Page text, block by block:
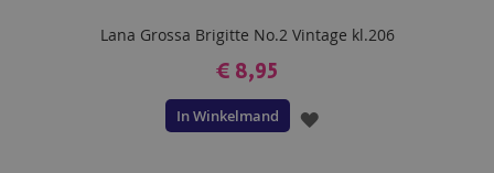
Lana Grossa Brigitte No.2 Vintage kl.206
€ 8,95
In Winkelmand
VOEG